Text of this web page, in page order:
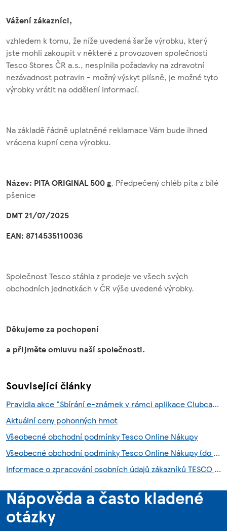
Vážení zákazníci,
vzhledem k tomu, že níže uvedená šarže výrobku, který
jste mohli zakoupit v některé z provozoven společnosti
Tesco Stores ČR a.s., nesplnila požadavky na zdravotní
nezávadnost potravin - možný výskyt plísně, je možné tyto
výrobky vrátit na oddělení informací.
Na základě řádně uplatněné reklamace Vám bude ihned
vrácena kupní cena výrobku.
Název: PITA ORIGINAL 500 g, Předpečený chléb pita z bílé
pšenice
DMT 21/07/2025
EAN: 8714535110036
Společnost Tesco stáhla z prodeje ve všech svých
obchodních jednotkách v ČR výše uvedené výrobky.
Děkujeme za pochopení
a přijměte omluvu naší společnosti.
Související články
Pravidla akce "Sbírání e-známek v rámci aplikace Clubcard"
Aktuální ceny pohonných hmot
Všeobecné obchodní podmínky Tesco Online Nákupy
Všeobecné obchodní podmínky Tesco Online Nákupy (do 28.7.2026)
Informace o zpracování osobních údajů zákazníků TESCO HNED služby
Nápověda a často kladené
otázky